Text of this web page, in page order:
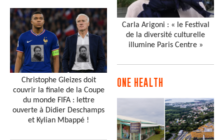
Christophe Gleizes doit
couvrir la finale de la Coupe
du monde FIFA : lettre
ouverte à Didier Deschamps
et Kylian Mbappé !
Carla Arigoni : « le Festival
de la diversité culturelle
illumine Paris Centre »
ONE HEALTH